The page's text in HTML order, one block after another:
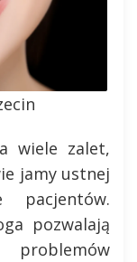
wiele zalet,
jamy ustnej
pacjentów.
pozwalają